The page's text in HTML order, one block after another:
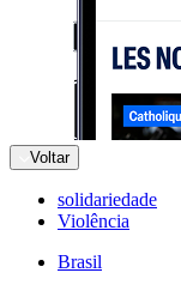
Voltar
solidariedade
Violência
Brasil